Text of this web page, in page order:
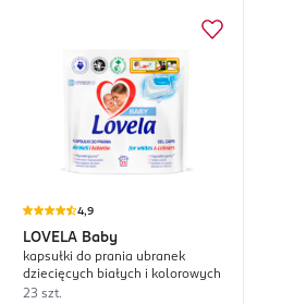
4,9
LOVELA Baby
kapsułki do prania ubranek
dziecięcych białych i kolorowych
23 szt.